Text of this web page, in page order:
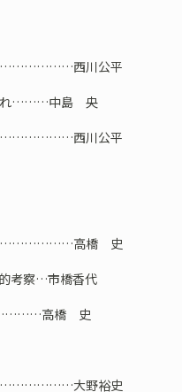
西川公平
れ………中島 央
西川公平
高橋 史
考察…市橋香代
高橋 史
大野裕史